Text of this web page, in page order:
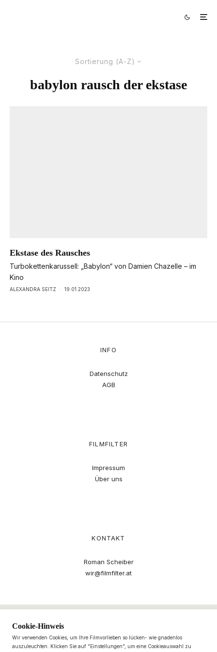
Sortierung (A-Z)
babylon rausch der ekstase
Ekstase des Rausches
Turbokettenkarussell: „Babylon“ von Damien Chazelle – im
Kino
ALEXANDRA SEITZ · 19.01.2023
INFO
Datenschutz
AGB
FILMFILTER
Impressum
Über uns
KONTAKT
Roman Scheiber
wir@filmfilter.at
Cookie-Hinweis
Wir verwenden Cookies, um Ihre Filmvorlieben so lücken- wie gnadenlos
auszuleuchten. Klicken Sie auf "Einstellungen", um eine Cookieauswahl zu